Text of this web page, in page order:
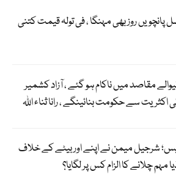
پانچویں روز بھی مہنگا ، فی تولہ قیمت کتنی
مقاصد میں ناکام ہو گئے ، آزاد کشمیر
اکثریت سے حکومت بنائینگے ، رانا ثناء اللہ
شرجیل میمن نے اپنے اور بیٹے کے خلاف
چلانے کا الزام کس پر لگایا؟